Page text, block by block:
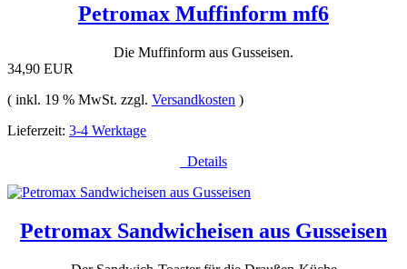
Petromax Muffinform mf6
Die Muffinform aus Gusseisen.
34,90 EUR
( inkl. 19 % MwSt. zzgl. Versandkosten )
Lieferzeit: 3-4 Werktage
Details
Petromax Sandwicheisen aus Gusseisen